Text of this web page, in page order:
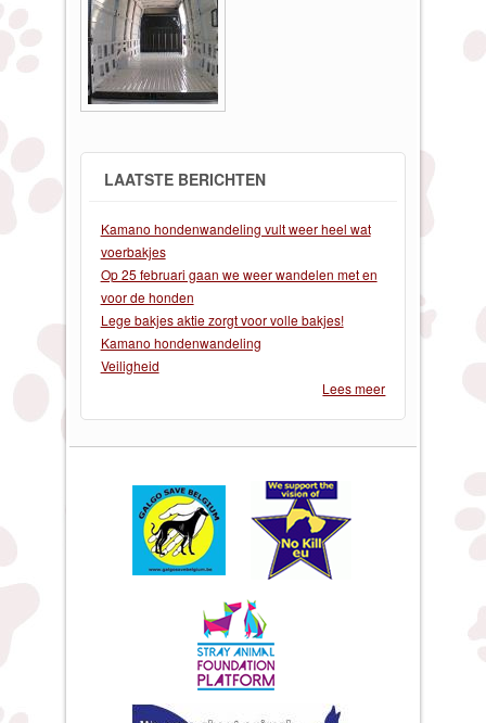
LAATSTE BERICHTEN
Kamano hondenwandeling vult weer heel wat
voerbakjes
Op 25 februari gaan we weer wandelen met en
voor de honden
Lege bakjes aktie zorgt voor volle bakjes!
Kamano hondenwandeling
Veiligheid
Lees meer